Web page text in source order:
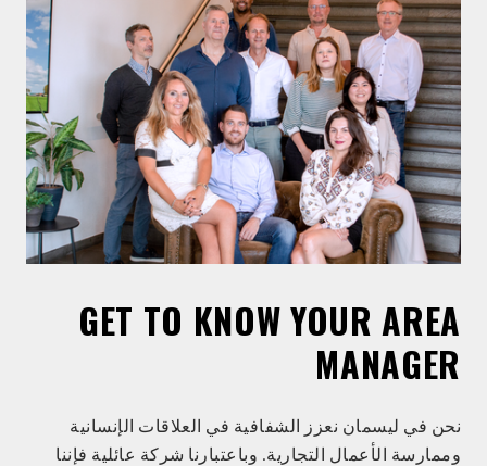
GET TO KNOW YOUR AREA
MANAGER
نحن في ليسمان نعزز الشفافية في العلاقات الإنسانية
وممارسة الأعمال التجارية. وباعتبارنا شركة عائلية فإننا